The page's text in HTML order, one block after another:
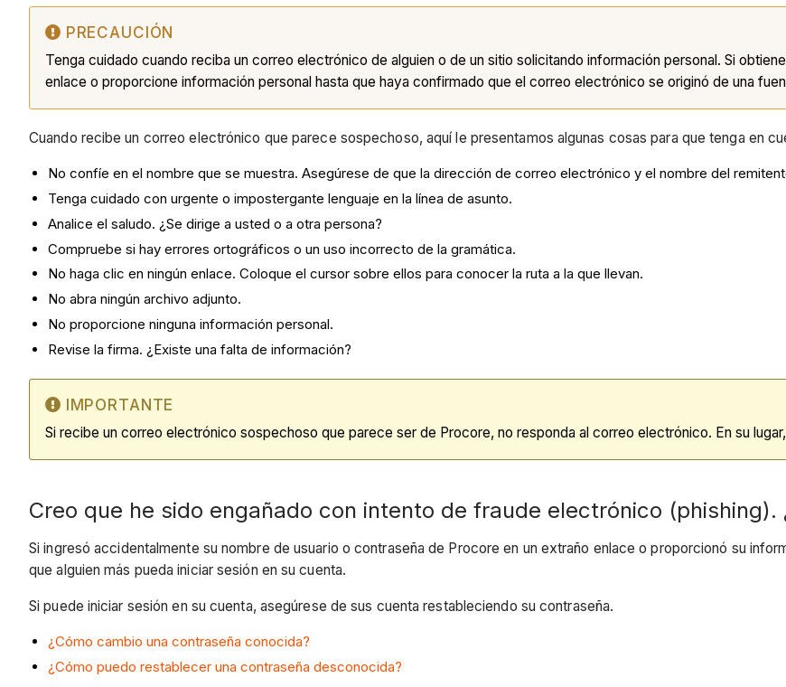
PRECAUCIÓN
Tenga cuidado cuando reciba un correo electrónico de alguien o de un sitio solicitando información personal. Si
enlace o proporcione información personal hasta que haya confirmado que el correo electrónico se originó de una
Cuando recibe un correo electrónico que parece sospechoso, aquí le presentamos algunas cosas para que tenga en
No confíe en el nombre que se muestra. Asegúrese de que la dirección de correo electrónico y el nombre del
Tenga cuidado con urgente o impostergante lenguaje en la línea de asunto.
Analice el saludo. ¿Se dirige a usted o a otra persona?
Compruebe si hay errores ortográficos o un uso incorrecto de la gramática.
No haga clic en ningún enlace. Coloque el cursor sobre ellos para conocer la ruta a la que llevan.
No abra ningún archivo adjunto.
No proporcione ninguna información personal.
Revise la firma. ¿Existe una falta de información?
IMPORTANTE
Si recibe un correo electrónico sospechoso que parece ser de Procore, no responda al correo electrónico. En su
Creo que he sido engañado con intento de fraude electrónico (phishing).
Si ingresó accidentalmente su nombre de usuario o contraseña de Procore en un extraño enlace o proporcionó su
que alguien más pueda iniciar sesión en su cuenta.
Si puede iniciar sesión en su cuenta, asegúrese de sus cuenta restableciendo su contraseña.
¿Cómo cambio una contraseña conocida?
¿Cómo puedo restablecer una contraseña desconocida?